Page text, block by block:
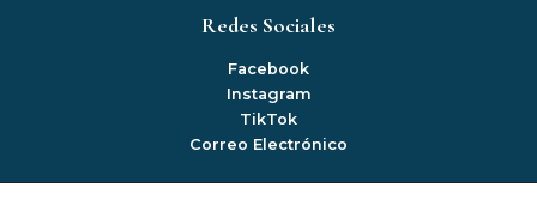
Redes Sociales
Facebook
Instagram
TikTok
Correo Electrónico